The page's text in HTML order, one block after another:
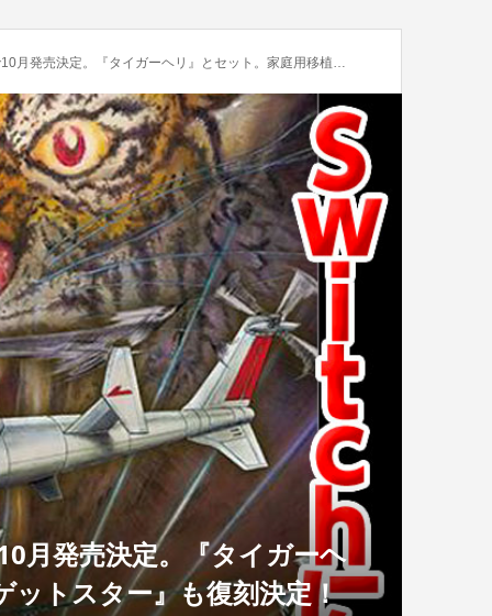
タイガーヘリ』とセット。家庭用移植版+幻の『ゲットスター』も復刻決定！
月発売決定。『タイガーヘ
ットスター』も復刻決定！